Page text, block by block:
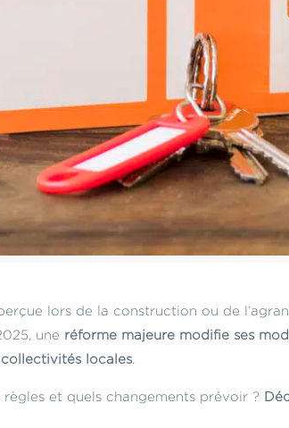
perçue lors de la construction ou de
une réforme majeure modifie ses
locales
règles et quels changements prévoir ?